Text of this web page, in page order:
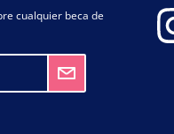
cualquier beca de